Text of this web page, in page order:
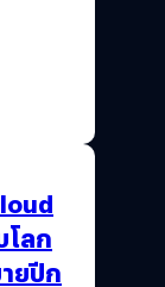
โลก
ยปีก